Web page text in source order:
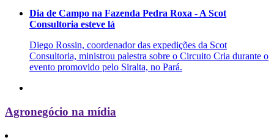
Dia de Campo na Fazenda Pedra Roxa - A Scot
Consultoria esteve lá
Diego Rossin, coordenador das expedições da Scot
Consultoria, ministrou palestra sobre o Circuito Cria durante o
evento promovido pelo Siralta, no Pará.
Agronegócio na mídia